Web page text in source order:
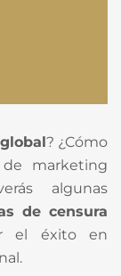
? ¿Cómo
marketing
algunas
de censura
el éxito en